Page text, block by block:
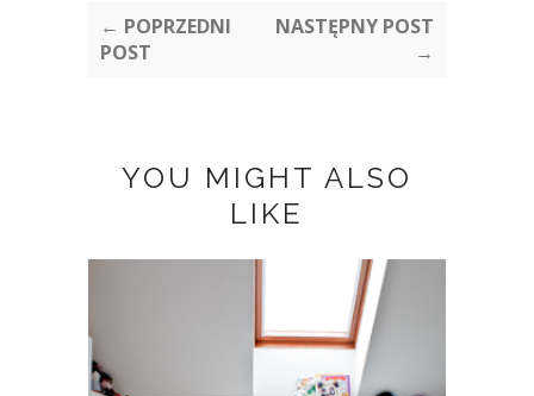
← POPRZEDNI
POST
NASTĘPNY POST
→
YOU MIGHT ALSO
LIKE